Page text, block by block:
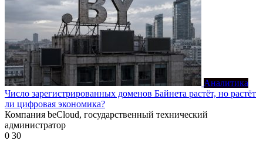
Аналитика
Число зарегистрированных доменов Байнета растёт, но растёт
ли цифровая экономика?
Компания beCloud, государственный технический
администратор
0 30